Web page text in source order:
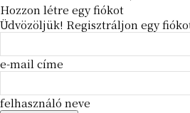
Hozzon létre egy fiókot
Üdvözöljük! Regisztráljon egy
e-mail címe
felhasználó neve